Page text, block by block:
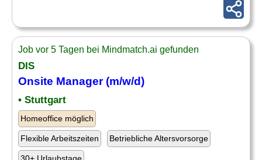
Job vor 5 Tagen bei Mindmatch.ai gefunden
DIS
Onsite Manager (m/w/d)
• Stuttgart
Homeoffice möglich
Flexible Arbeitszeiten Betriebliche Altersvorsorge